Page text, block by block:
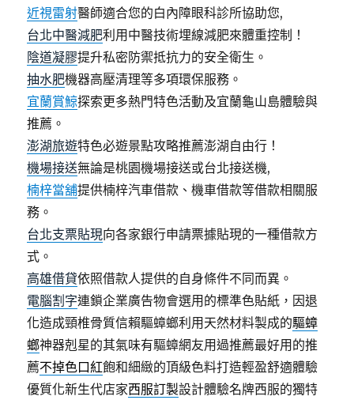
近視雷射醫師適合您的白內障眼科診所協助您,
台北中醫減肥利用中醫技術埋線減肥來體重控制！
陰道凝膠提升私密防禦抵抗力的安全衛生。
抽水肥機器高壓清理等多項環保服務。
宜蘭賞鯨探索更多熱門特色活動及宜蘭龜山島體驗與
推薦。
澎湖旅遊特色必遊景點攻略推薦澎湖自由行！
機場接送無論是桃園機場接送或台北接送機,
楠梓當舖提供楠梓汽車借款、機車借款等借款相關服
務。
台北支票貼現向各家銀行申請票據貼現的一種借款方
式。
高雄借貸依照借款人提供的自身條件不同而異。
電腦割字連鎖企業廣告物會選用的標準色貼紙，因退
化造成頸椎骨質信賴驅蟑螂利用天然材料製成的驅蟑
螂神器剋星的其氣味有驅蟑網友用過推薦最好用的推
薦不掉色口紅飽和細緻的頂級色料打造輕盈舒適體驗
優質化新生代店家西服訂製設計體驗名牌西服的獨特